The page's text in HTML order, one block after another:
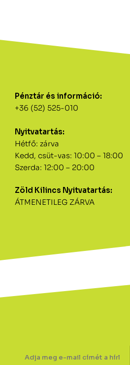
Pénztár és információ:
+36 (52) 525-010
Nyitvatartás:
Hétfő: zárva
Kedd, csüt-vas: 10:00 – 18:00
Szerda: 12:00 – 20:00
Zöld Kilincs Nyitvatartás:
ÁTMENETILEG ZÁRVA